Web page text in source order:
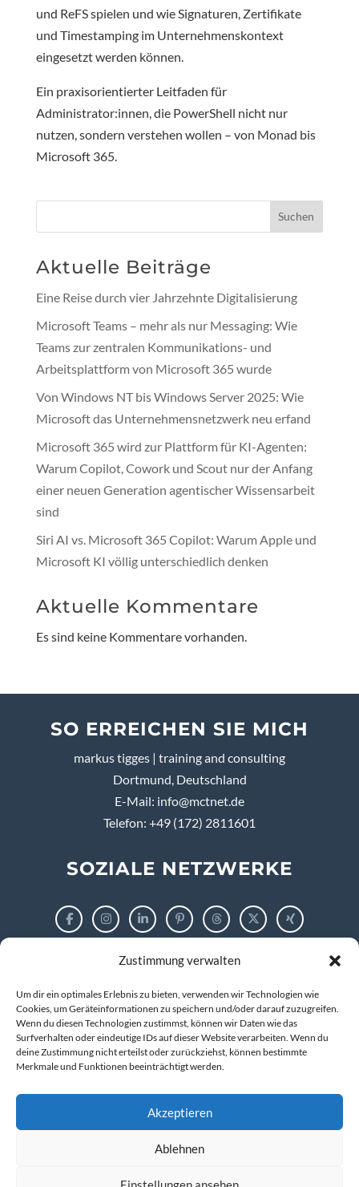
Zustimmung verwalten
Um dir ein optimales Erlebnis zu bieten, verwenden wir Technologien wie
Cookies, um Geräteinformationen zu speichern und/oder darauf zuzugreifen.
Wenn du diesen Technologien zustimmst, können wir Daten wie das
Surfverhalten oder eindeutige IDs auf dieser Website verarbeiten. Wenn du
deine Zustimmung nicht erteilst oder zurückziehst, können bestimmte
Merkmale und Funktionen beeinträchtigt werden.
Akzeptieren
Ablehnen
und ReFS spielen und wie Signaturen, Zertifikate
und Timestamping im Unternehmenskontext
eingesetzt werden können.
Ein praxisorientierter Leitfaden für
Administrator:innen, die PowerShell nicht nur
nutzen, sondern verstehen wollen – von Monad bis
Microsoft 365.
Suchen
Aktuelle Beiträge
Eine Reise durch vier Jahrzehnte Digitalisierung
Microsoft Teams – mehr als nur Messaging: Wie
Teams zur zentralen Kommunikations- und
Arbeitsplattform von Microsoft 365 wurde
Von Windows NT bis Windows Server 2025: Wie
Microsoft das Unternehmensnetzwerk neu erfand
Microsoft 365 wird zur Plattform für KI-Agenten:
Warum Copilot, Cowork und Scout nur der Anfang
einer neuen Generation agentischer Wissensarbeit
sind
Siri AI vs. Microsoft 365 Copilot: Warum Apple und
Microsoft KI völlig unterschiedlich denken
Aktuelle Kommentare
Es sind keine Kommentare vorhanden.
SO ERREICHEN SIE MICH
markus tigges | training and consulting
Dortmund, Deutschland
E-Mail: info@mctnet.de
Telefon: +49 (172) 2811601
SOZIALE NETZWERKE
Impressum
Datenschutzerklärung
© 2026 markus tigges | training and consulting